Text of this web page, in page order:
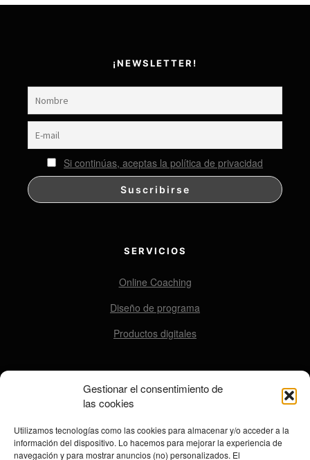
Gestionar el consentimiento de
las cookies
Utilizamos tecnologías como las cookies para almacenar y/o acceder a la
información del dispositivo. Lo hacemos para mejorar la experiencia de
navegación y para mostrar anuncios (no) personalizados. El
¡NEWSLETTER!
Si continúas, aceptas la política de privacidad
SERVICIOS
Online Coaching
Diseño de programa
Productos digitales
CONTACTO